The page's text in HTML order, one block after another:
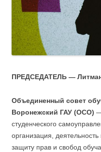
ПРЕДСЕДАТЕЛЬ —
Объединенный совет
Воронежский ГАУ (ОСО)
студенческого
организация,
защиту прав и свобод